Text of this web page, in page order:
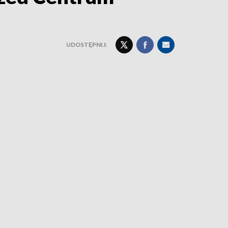
UDOSTĘPNIJ: